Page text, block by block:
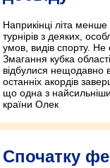
Наприкінці літа
турнірів з деяких,
умов, видів спорту.
Змагання кубка
відбулися нещодавно
останніх акордів
що одна з
країни Олек
Спочатку